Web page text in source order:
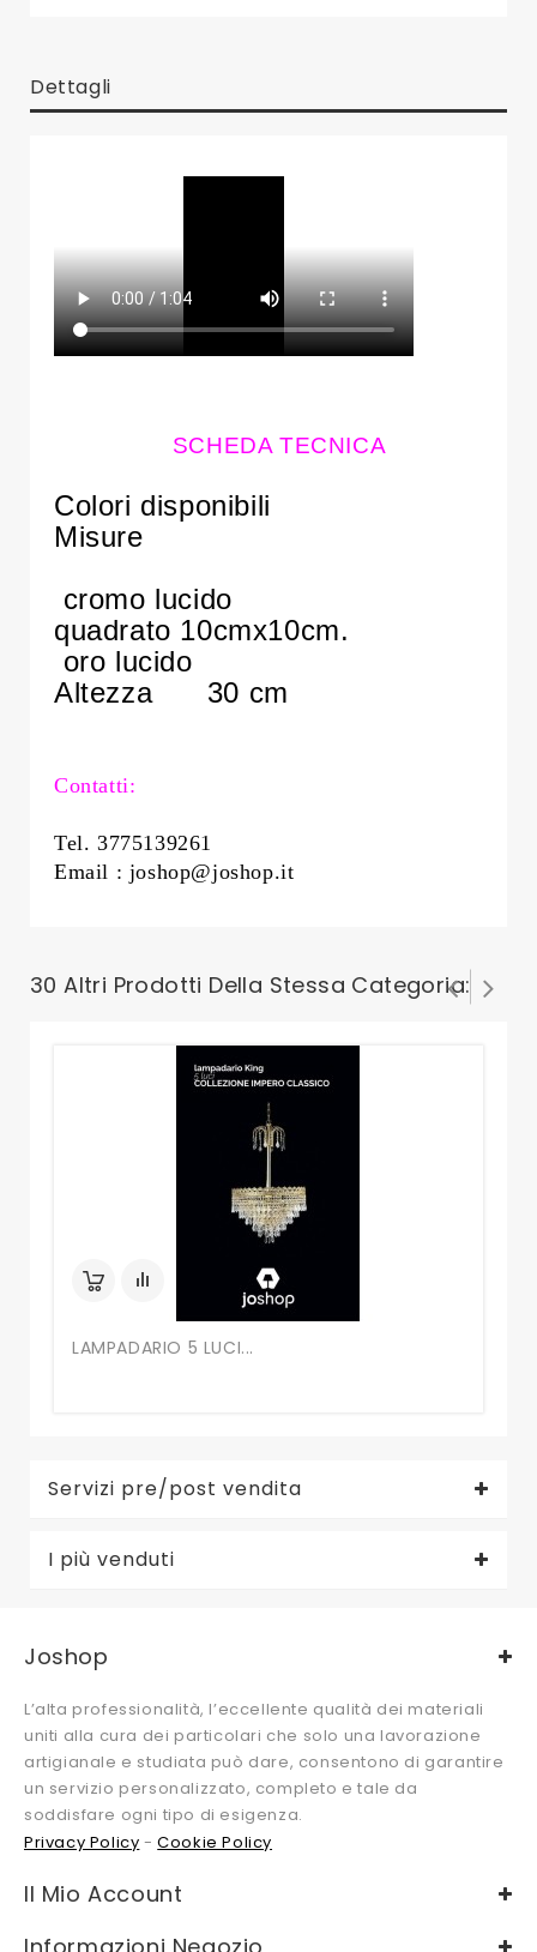
Dettagli
SCHEDA TECNICA
Colori disponibili
Misure
cromo lucido
quadrato 10cmx10cm.
oro lucido
Altezza 30 cm
Contatti:
Tel. 3775139261
Email : joshop@joshop.it
30 Altri Prodotti Della Stessa Categoria:
LAMPADARIO 5 LUCI...
Servizi pre/post vendita
I più venduti
Joshop
L’alta professionalità, l’eccellente qualità dei materiali
uniti alla cura dei particolari che solo una lavorazione
artigianale e studiata può dare, consentono di garantire
un servizio personalizzato, completo e tale da
soddisfare ogni tipo di esigenza.
Privacy Policy -Cookie Policy
Il Mio Account